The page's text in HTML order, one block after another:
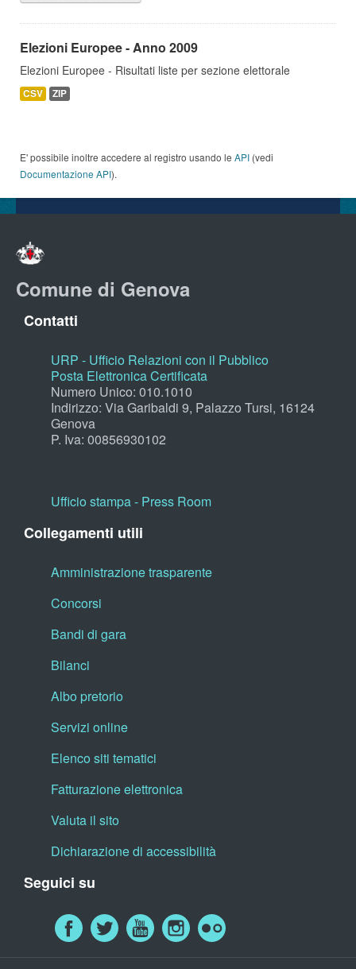
Elezioni Europee - Anno 2009
Elezioni Europee - Risultati liste per sezione elettorale
CSV ZIP
E' possibile inoltre accedere al registro usando le API (vedi
Documentazione API).
Comune di Genova
Contatti
URP - Ufficio Relazioni con il Pubblico
Posta Elettronica Certificata
Numero Unico: 010.1010
Indirizzo: Via Garibaldi 9, Palazzo Tursi, 16124
Genova
P. Iva: 00856930102
Ufficio stampa - Press Room
Collegamenti utili
Amministrazione trasparente
Concorsi
Bandi di gara
Bilanci
Albo pretorio
Servizi online
Elenco siti tematici
Fatturazione elettronica
Valuta il sito
Dichiarazione di accessibilità
Seguici su